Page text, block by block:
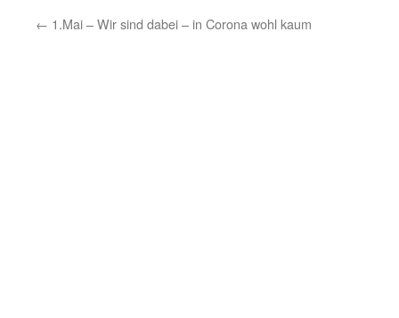
← 1.Mai – Wir sind dabei – in Corona wohl kaum